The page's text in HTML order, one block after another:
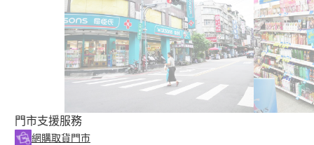
門市支援服務
網購取貨門市